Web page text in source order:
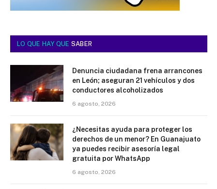
LO QUE HAY QUE SABER
Denuncia ciudadana frena arrancones
en León; aseguran 21 vehículos y dos
conductores alcoholizados
6 agosto, 2026
¿Necesitas ayuda para proteger los
derechos de un menor? En Guanajuato
ya puedes recibir asesoría legal
gratuita por WhatsApp
6 agosto, 2026